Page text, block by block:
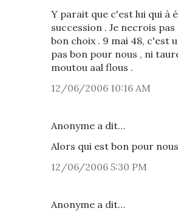
Y parait que c'est lui qui à
succession . Je necrois
bon choix . 9 mai 48, c'est
pas bon pour nous , ni
moutou aal flous .
12/06/2006 10:16 AM
Anonyme a dit…
Alors qui est bon pour
12/06/2006 5:30 PM
Anonyme a dit…